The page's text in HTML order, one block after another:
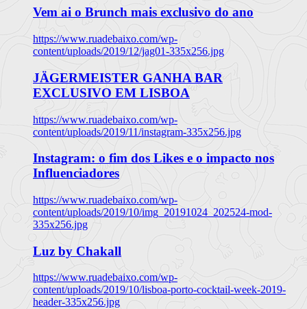
Vem ai o Brunch mais exclusivo do ano
https://www.ruadebaixo.com/wp-
content/uploads/2019/12/jag01-335x256.jpg
JÄGERMEISTER GANHA BAR
EXCLUSIVO EM LISBOA
https://www.ruadebaixo.com/wp-
content/uploads/2019/11/instagram-335x256.jpg
Instagram: o fim dos Likes e o impacto nos
Influenciadores
https://www.ruadebaixo.com/wp-
content/uploads/2019/10/img_20191024_202524-mod-
335x256.jpg
Luz by Chakall
https://www.ruadebaixo.com/wp-
content/uploads/2019/10/lisboa-porto-cocktail-week-2019-
header-335x256.jpg